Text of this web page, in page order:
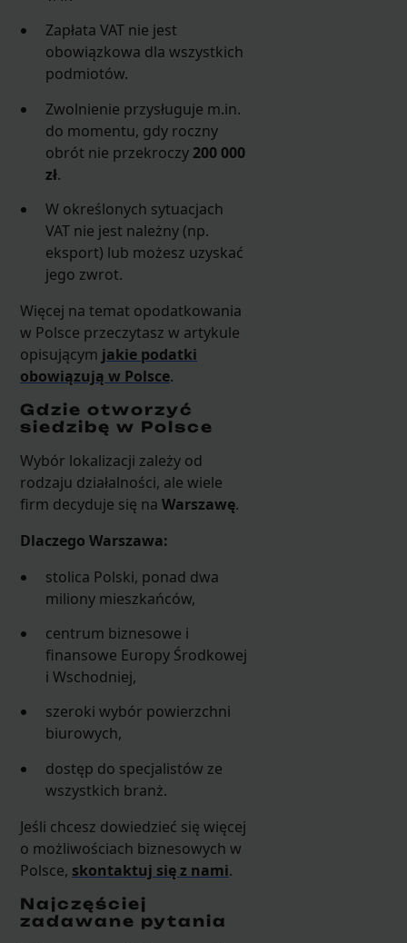
Zapłata VAT nie jest
obowiązkowa dla wszystkich
podmiotów.
Zwolnienie przysługuje m.in.
do momentu, gdy roczny
obrót nie przekroczy 200 000
zł.
W określonych sytuacjach
VAT nie jest należny (np.
eksport) lub możesz uzyskać
jego zwrot.
Więcej na temat opodatkowania
w Polsce przeczytasz w artykule
opisującym jakie podatki
obowiązują w Polsce.
Gdzie otworzyć
siedzibę w Polsce
Wybór lokalizacji zależy od
rodzaju działalności, ale wiele
firm decyduje się na Warszawę.
Dlaczego Warszawa:
stolica Polski, ponad dwa
miliony mieszkańców,
centrum biznesowe i
finansowe Europy Środkowej
i Wschodniej,
szeroki wybór powierzchni
biurowych,
dostęp do specjalistów ze
wszystkich branż.
Jeśli chcesz dowiedzieć się więcej
o możliwościach biznesowych w
Polsce, skontaktuj się z nami.
Najczęściej
zadawane pytania